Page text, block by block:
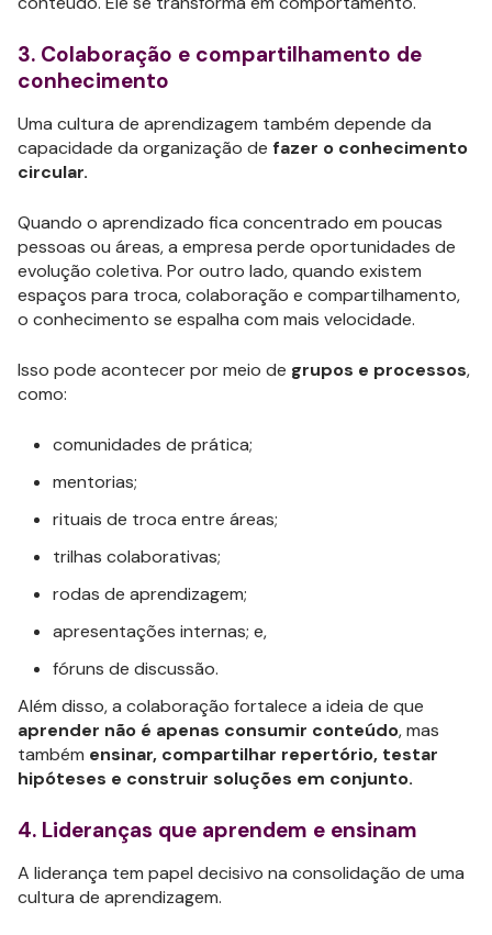
3. Colaboração e compartilhamento de
conhecimento
Uma cultura de aprendizagem também depende da
capacidade da organização de fazer o conhecimento
circular.
Quando o aprendizado fica concentrado em poucas
pessoas ou áreas, a empresa perde oportunidades de
evolução coletiva. Por outro lado, quando existem
espaços para troca, colaboração e compartilhamento,
o conhecimento se espalha com mais velocidade.
Isso pode acontecer por meio de grupos e processos,
como:
comunidades de prática;
mentorias;
rituais de troca entre áreas;
trilhas colaborativas;
rodas de aprendizagem;
apresentações internas; e,
fóruns de discussão.
Além disso, a colaboração fortalece a ideia de que
aprender não é apenas consumir conteúdo, mas
também ensinar, compartilhar repertório, testar
hipóteses e construir soluções em conjunto.
4. Lideranças que aprendem e ensinam
A liderança tem papel decisivo na consolidação de uma
cultura de aprendizagem.